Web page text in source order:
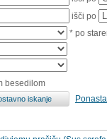
išči po
* po
besedilom